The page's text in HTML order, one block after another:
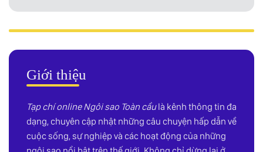
Giới thiệu
Tạp chí online Ngôi sao Toàn cầulà kênh thông tin đa
dạng, chuyên cập nhật những câu chuyện hấp dẫn về
cuộc sống, sự nghiệp và các hoạt động của những